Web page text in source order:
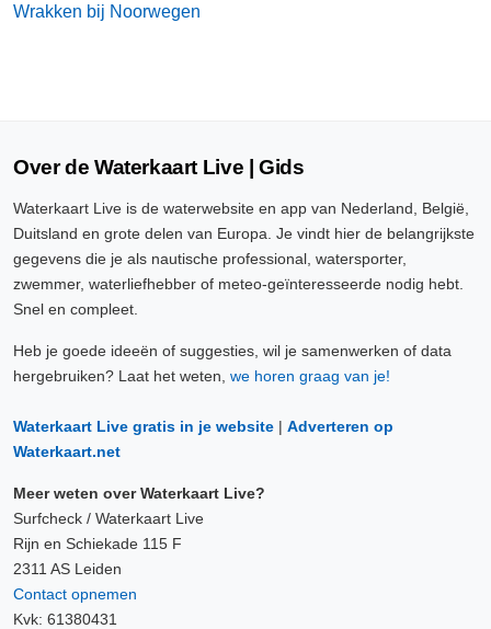
Wrakken bij Noorwegen
Over de Waterkaart Live | Gids
Waterkaart Live is de waterwebsite en app van Nederland, België,
Duitsland en grote delen van Europa. Je vindt hier de belangrijkste
gegevens die je als nautische professional, watersporter,
zwemmer, waterliefhebber of meteo-geïnteresseerde nodig hebt.
Snel en compleet.
Heb je goede ideeën of suggesties, wil je samenwerken of data
hergebruiken? Laat het weten, we horen graag van je!
Waterkaart Live gratis in je website | Adverteren op
Waterkaart.net
Meer weten over Waterkaart Live?
Surfcheck / Waterkaart Live
Rijn en Schiekade 115 F
2311 AS Leiden
Contact opnemen
Kvk: 61380431